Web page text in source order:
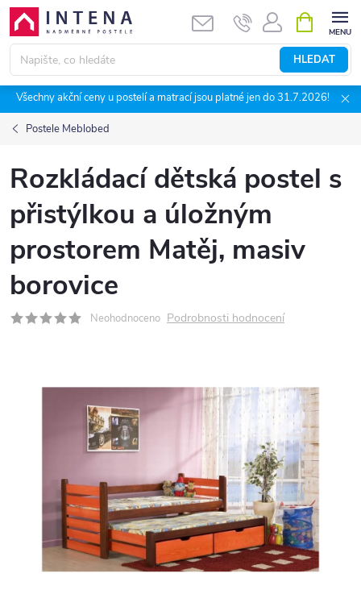
Přejít
obsah
HLEDAT
NÁKUPNÍ
KOŠÍK
Všechny akční ceny u postelí a matrací jsou platné jen do 31.7.2026!
Postele Meblobed
Rozkládací dětská postel s
přistýlkou a úložným
prostorem Matěj, masiv
borovice
Neohodnoceno Podrobnosti hodnocení